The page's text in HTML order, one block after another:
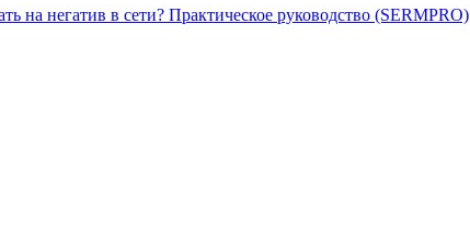
на негатив в сети? Практическое руководство (SERMPRO)